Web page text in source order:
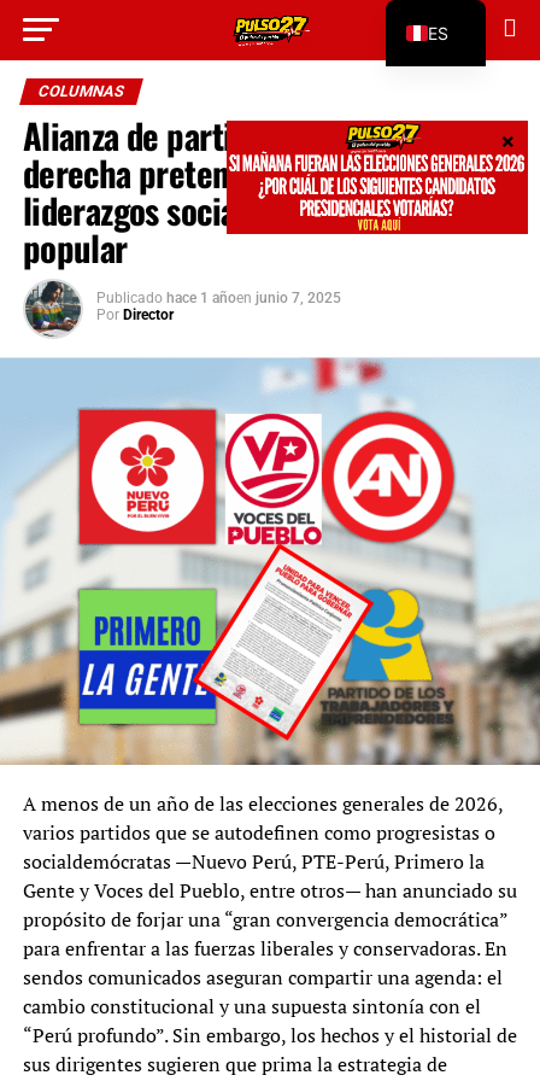
COLUMNAS
Alianza de partidos de centro
derecha pretende suplantar
liderazgos socialistas y del campo
popular
Publicado hace 1 añoen junio 7, 2025
Por Director
A menos de un año de las elecciones generales de 2026,
varios partidos que se autodefinen como progresistas o
socialdemócratas —Nuevo Perú, PTE-Perú, Primero la
Gente y Voces del Pueblo, entre otros— han anunciado su
propósito de forjar una “gran convergencia democrática”
para enfrentar a las fuerzas liberales y conservadoras. En
sendos comunicados aseguran compartir una agenda: el
cambio constitucional y una supuesta sintonía con el
“Perú profundo”. Sin embargo, los hechos y el historial de
sus dirigentes sugieren que prima la estrategia de
Go to mobile version
ES
EN